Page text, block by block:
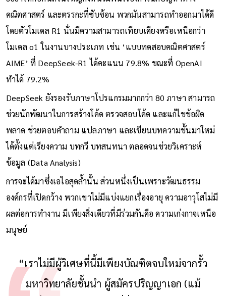
คณิตศาสตร์ และตรรกะที่ซับซ้อน พวกมันสามารถทำออกมาได้ดี
โดยตัวโมเดล R1 นั่นมีความสามารถเทียบเคียงหรือเหนือกว่า
โมเดล o1 ในงานบางประเภท เช่น ‘แบบทดสอบคณิตศาสตร์
AIME’ ที่ DeepSeek-R1 ได้คะแนน 79.8% ขณะที่ OpenAI
ทำได้ 79.2%
DeepSeek ยังรองรับภาษาโปรแกรมมากกว่า 80 ภาษา สามารถ
ช่วยนักพัฒนาในการสร้างโค้ด ตรวจสอบโค้ด และแก้ไขข้อผิด
พลาด ช่วยตอบคำถาม แปลภาษา และเขียนบทความขั้นมาใหม่
ได้ตั้งแต่เรียงความ บทกวี บทสนทนา ตลอดจนช่วยวิเคราะห์
ข้อมูล (Data Analysis)
การจะได้มาซึ่งเอไอสุดล้ำนั้น ส่วนหนึ่งเป็นเพราะวัฒนธรรม
องค์กรที่เปิดกว้าง พวกเขาไม่มีแบ่งแยกเรื่องอายุ ความอาวุโสไม่มี
ผลต่อการทำงาน มีเพียงสิ่งเดียวที่มีร่วมกันคือ ความเก่งกาจเหนือ
มนุษย์
“เราไม่มีผู้วิเศษที่นี้มีเพียงบัณฑิตจบใหม่จากรั้ว
มหาวิทยาลัยชั้นนำ ผู้สมัครปริญญาเอก (แม้